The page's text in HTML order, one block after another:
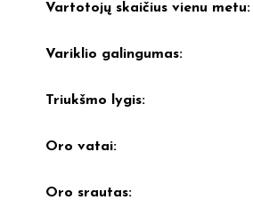
Vartotojų skaičius vienu metu:
Variklio galingumas:
Triukšmo lygis:
Oro vatai:
Oro srautas: